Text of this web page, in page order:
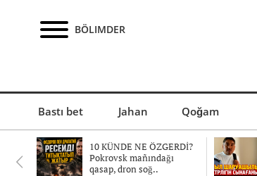
BÖLIMDER
Bastı bet Jahan Qoğam
10 KÜNDE NE ÖZGERDİ?
Pokrovsk mañındağı
qasap, dron soğ..